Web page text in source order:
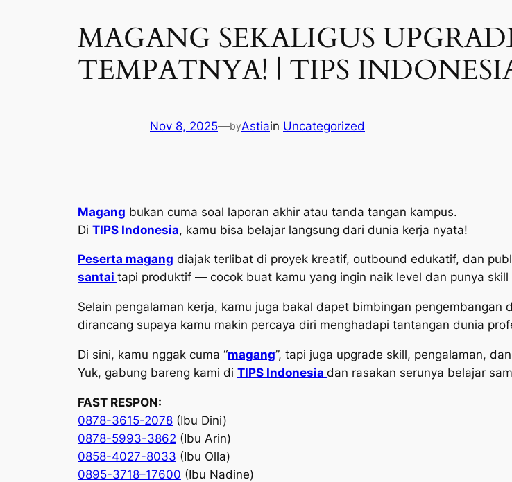
MAGANG SEKALIGUS
TEMPATNYA! | TIPS
Nov 8, 2025—byAstiain Uncategorized
Magang bukan cuma soal laporan akhir atau tanda tangan kampus.
Di TIPS Indonesia, kamu bisa belajar langsung dari dunia kerja nyata!
Peserta magang diajak terlibat di proyek kreatif, outbound edukatif, dan
santai tapi produktif — cocok buat kamu yang ingin naik level dan punya skill
Selain pengalaman kerja, kamu juga bakal dapet bimbingan pengembangan
dirancang supaya kamu makin percaya diri menghadapi tantangan dunia
Di sini, kamu nggak cuma “magang”, tapi juga upgrade skill, pengalaman,
Yuk, gabung bareng kami di TIPS Indonesia dan rasakan serunya belajar
FAST RESPON:
0878-3615-2078 (Ibu Dini)
0878-5993-3862 (Ibu Arin)
0858-4027-8033 (Ibu Olla)
0895-3718–17600 (Ibu Nadine)